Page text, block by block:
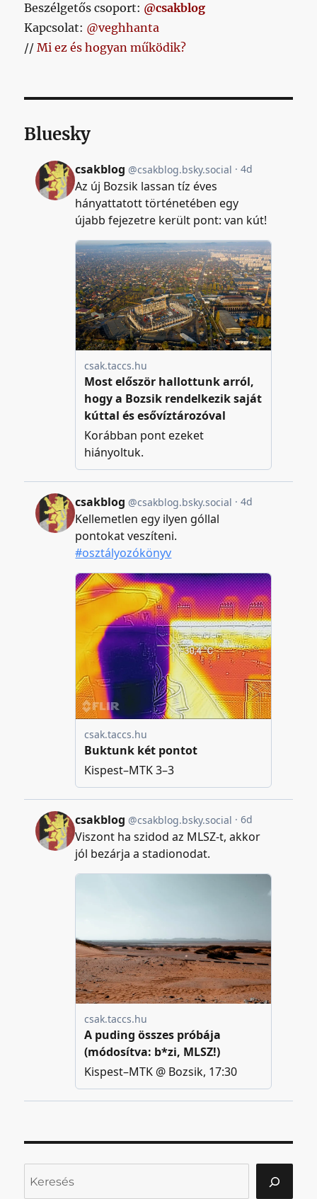
Beszélgetős csoport: @csakblog
Kapcsolat: @veghhanta
//Mi ez és hogyan működik?
Bluesky